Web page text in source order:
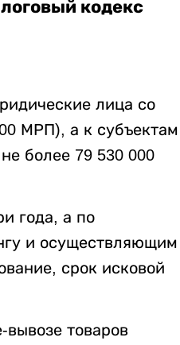
кодекс
лица со
МРП), а к субъектам
более 79 530 000
года, а по
и осуществляющим
срок исковой
вывозе товаров